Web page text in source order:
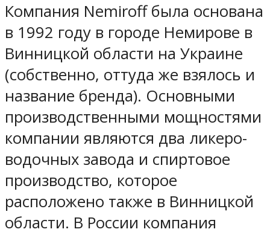
Компания Nemiroff была основана
в 1992 году в городе Немирове в
Винницкой области на Украине
(собственно, оттуда же взялось и
название бренда). Основными
производственными мощностями
компании являются два ликеро-
водочных завода и спиртовое
производство, которое
расположено также в Винницкой
области. В России компания